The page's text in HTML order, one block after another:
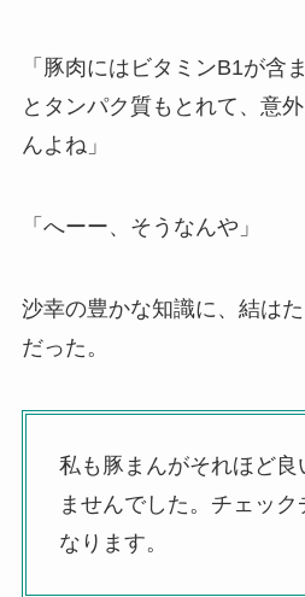
「豚肉にはビタミンB1が含
とタンパク質もとれて、意
んよね」
「へーー、そうなんや」
沙幸の豊かな知識に、結は
だった。
私も豚まんがそれほど良
ませんでした。チェッ
なります。